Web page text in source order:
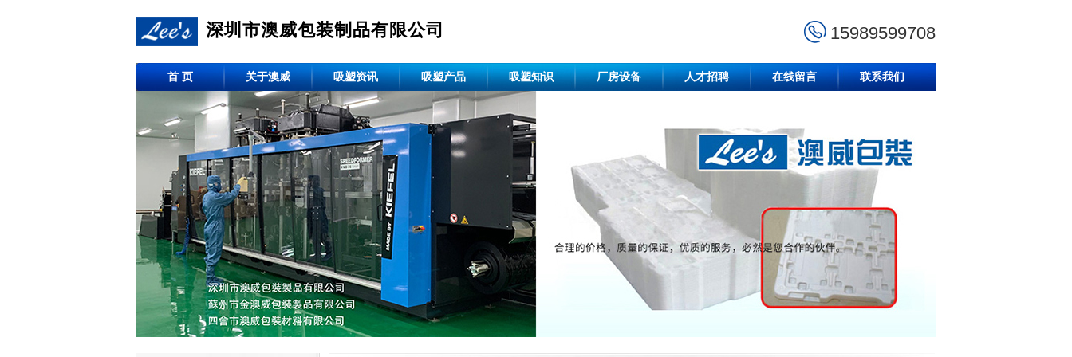
深圳市澳威包装制品有限公司 15989599708
首 页 关于澳威 吸塑资讯 吸塑产品 吸塑知识 厂房设备 人才招聘 在线留言 联系我们